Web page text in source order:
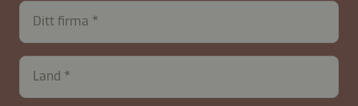
contactNO-
B2B-
26617-
r0eudghCJnG
Ditt firma
Land